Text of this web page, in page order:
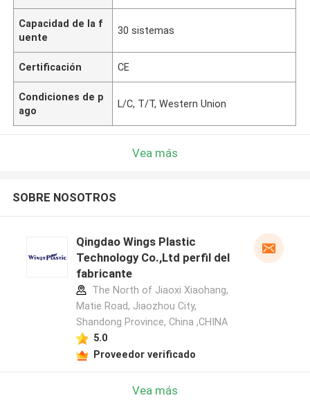
Capacidad de la f
uente
30 sistemas
Certificación CE
Condiciones de p
ago
L/C, T/T, Western Union
Vea más
SOBRE NOSOTROS
Qingdao Wings Plastic
Technology Co.,Ltd perfil del
fabricante
The North of Jiaoxi Xiaohang,
Matie Road, Jiaozhou City,
Shandong Province, China ,CHINA
5.0
Proveedor verificado
Vea más